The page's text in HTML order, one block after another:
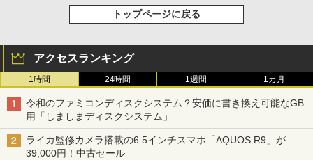
トップページに戻る
アクセスランキング
1時間 24時間 1週間 1カ月
令和のファミコンディスクシステム？安価に書き換え可能なGB
用「しましまディスクシステム」
ライカ監修カメラ搭載の6.5インチスマホ「AQUOS R9」が
39,000円！中古セール